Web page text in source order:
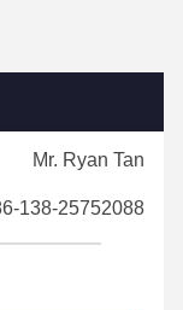
Mr. Ryan Tan
138-25752088